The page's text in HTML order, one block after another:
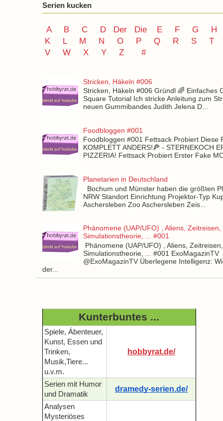
Serien kucken
A B C D Der Die E F G
H
K
L M N O P Q R S
T
V
W X Y Z #
Stricken, Häkeln #006
Stricken, Häkeln #006 Gründl 🌈 Einfaches
Square Tutorial Ich stricke Anleitung zum
neuen Gummibandes Judith Jelena D...
Foodbloggen #001
Foodbloggen #001 Fettsack Probiert Diese
KOMPLETT ANDERS!🍕 - STERNEKOCH
PIZZERIA! Fettsack Probiert Erster Fake
Planetarien in Deutschland
Bochum und Münster haben die größten
NRW Standort Einrichtung Projektor-Typ
Aschersleben Zoo Aschersleben Zeis...
Phänomene (UAP/UFO) , Aliens, Zeitreisen,
Simulationstheorie, ... #001
Phänomene (UAP/UFO) , Aliens, Zeitreisen,
Simulationstheorie, ... #001 ExoMagazinTV
@ExoMagazinTV Überlegene Intelligenz:
der...
Kunterbuntes ...
Spiele, Ábenteuer,
Kunst, Essen und
Trinken,
Musik,Tiere...
u.v.m.
hobbyrat.de/
Serien mit Humor
und Dramatik
dramedy-serien.de/
Analysen
Mysteriöses